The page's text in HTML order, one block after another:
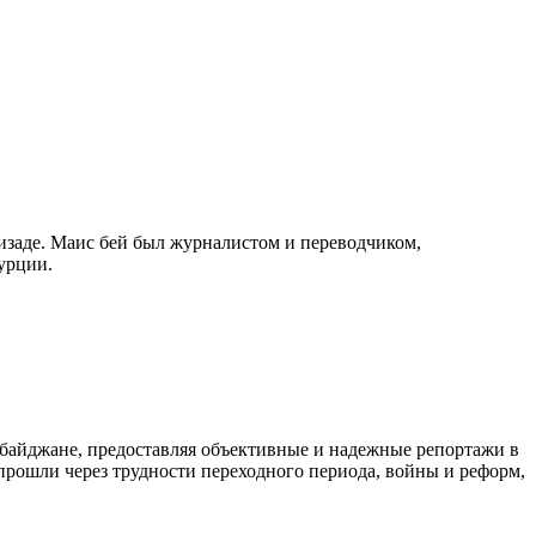
Маис бей был журналистом и переводчиком,
предоставляя объективные и надежные репортажи в
через трудности переходного периода, войны и реформ,